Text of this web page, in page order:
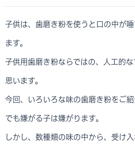
子供は、歯磨き粉を使うと口の中が
ます。
子供用歯磨き粉ならではの、人工的
思います。
今回、いろいろな味の歯磨き粉をご
でも嫌がる子は嫌がります。
しかし、数種類の味の中から、受け